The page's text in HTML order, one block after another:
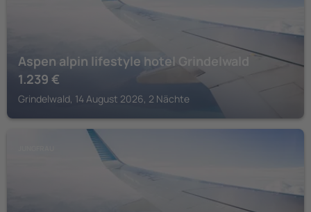
Aspen alpin lifestyle hotel Grindelwald
1.239 €
Grindelwald, 14 August 2026, 2 Nächte